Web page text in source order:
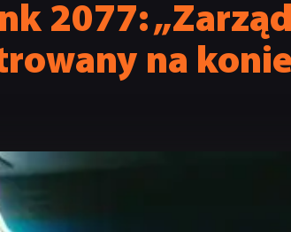
2077:
na